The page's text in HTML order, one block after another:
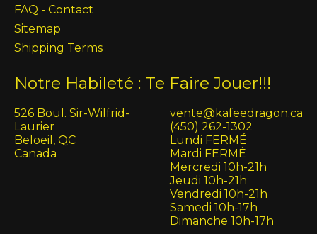
FAQ - Contact
Sitemap
Shipping Terms
Notre Habileté : Te Faire Jouer!!!
526 Boul. Sir-Wilfrid-
Laurier
Beloeil, QC
Canada
vente@kafeedragon.ca
(450) 262-1302
Lundi FERMÉ
Mardi FERMÉ
Mercredi 10h-21h
Jeudi 10h-21h
Vendredi 10h-21h
Samedi 10h-17h
Dimanche 10h-17h
English (US)